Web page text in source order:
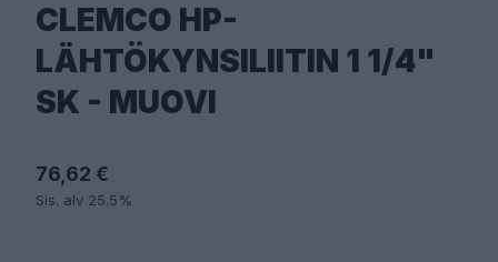
CLEMCO HP-
LÄHTÖKYNSILIITIN 1 1/4"
SK - MUOVI
76,62 €
Sis. alv 25.5%